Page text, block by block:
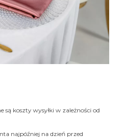
koszty wysyłki w zależności od
najpóźniej na dzień przed